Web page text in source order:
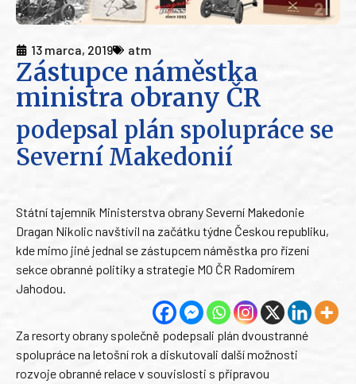
13 marca, 2019 atm
Zástupce náměstka
ministra obrany ČR
podepsal plán spolupráce se
Severní Makedonií
Státní tajemník Ministerstva obrany Severní Makedonie
Dragan Nikolic navštívil na začátku týdne Českou republiku,
kde mimo jiné jednal se zástupcem náměstka pro řízení
sekce obranné politiky a strategie MO ČR Radomírem
Jahodou.
Za resorty obrany společně podepsali plán dvoustranné
spolupráce na letošní rok a diskutovali další možnosti
rozvoje obranné relace v souvislosti s přípravou